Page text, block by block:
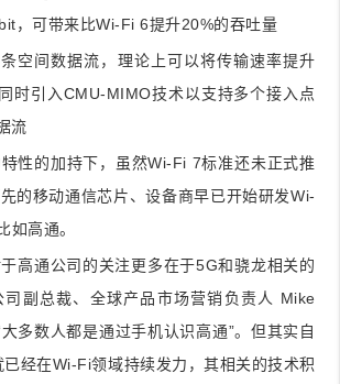
，可带来比Wi-Fi 6提升20%的吞吐量
空间数据流，理论上可以将传输速率提升
时引入CMU-MIMO技术以支持多个接入点
流
性的加持下，虽然Wi-Fi 7标准还未正式推
的移动通信芯片、设备商早已开始研发Wi-
如高通。
高通公司的关注更多在于5G和骁龙相关的
司副总裁、全球产品市场营销负责人 Mike
多数人都是通过手机认识高通”。但其实自
经在Wi-Fi领域持续发力，其相关的技术积